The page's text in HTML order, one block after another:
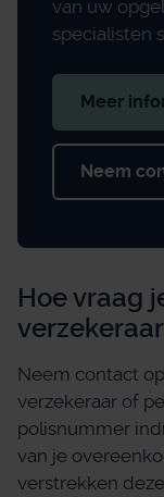
van uw
specialisten
Meer
Neem
Hoe vraag
Neem contact
verzekeraar of
polisnummer
van je
verstrekken